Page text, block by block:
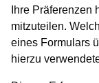
Ihre
mitzuteilen.
eines Formulars
hierzu